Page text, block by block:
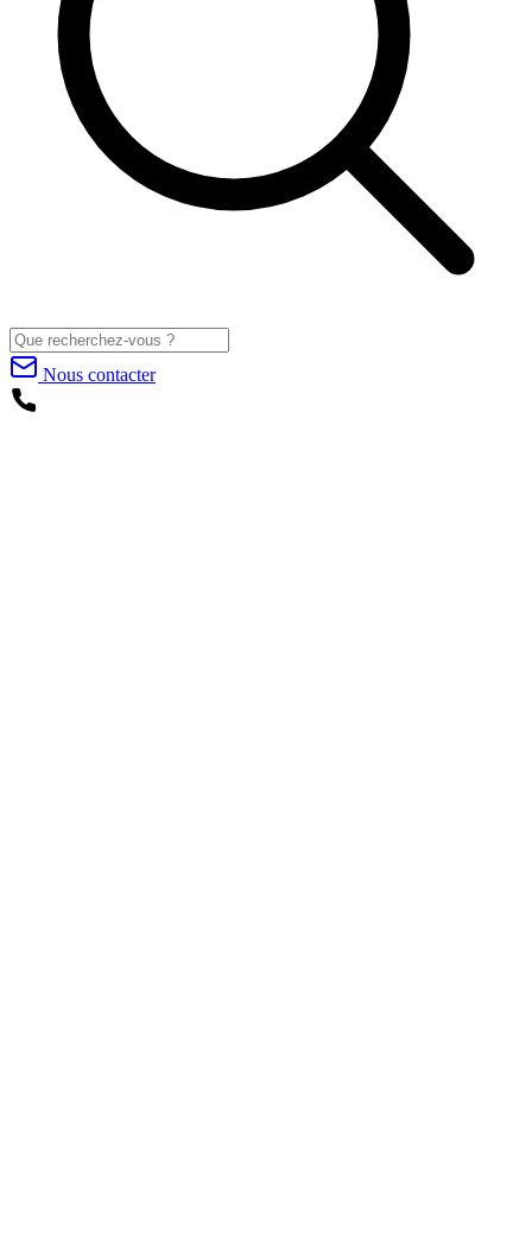
Nous contacter